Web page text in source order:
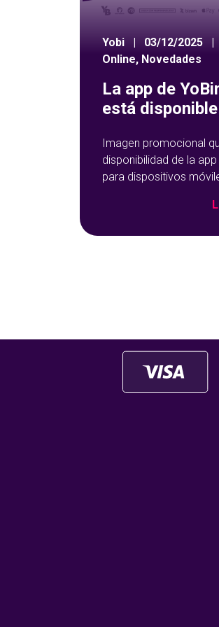
Yobi | 03/12/2025 |
Online, Novedades
La app de
está disponible
Imagen promocional
disponibilidad de la
para dispositivos
azul con detalles